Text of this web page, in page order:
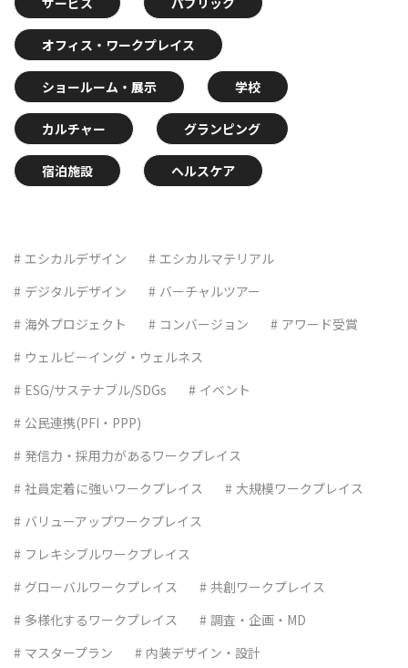
オフィス・ワークプレイス
ショールーム・展示 学校
カルチャー グランピング
宿泊施設 ヘルスケア
エシカルデザイン
エシカルマテリアル
デジタルデザイン
バーチャルツアー
海外プロジェクト
コンバージョン
アワード受賞
ウェルビーイング・ウェルネス
ESG/サステナブル/SDGs
イベント
公民連携(PFI・PPP)
発信力・採用力があるワークプレイス
社員定着に強いワークプレイス
大規模ワークプレイス
バリューアップワークプレイス
フレキシブルワークプレイス
グローバルワークプレイス
共創ワークプレイス
多様化するワークプレイス
調査・企画・MD
マスタープラン
内装デザイン・設計